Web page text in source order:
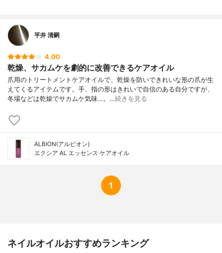
平井 清嗣
4.00
乾燥、サカムケを劇的に改善できるケアオイル
爪用のトリートメントケアオイルで、乾燥を防いできれいな形の爪が生
えてくるアイテムです。手、指の形はきれいで自信のある自分ですが、
冬場などは乾燥でサカムケ気味…。…続きを見る
ALBION(アルビオン)
エクシア AL エッセンス ケアオイル
1
ネイルオイルおすすめランキング